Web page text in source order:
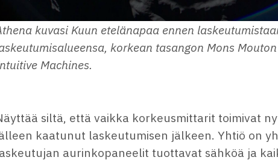
kuvasi Kuun etelänapaa ennen
korkean tasangon Mons
Machines.
siltä, että vaikka korkeusmittarit toimivat
kaatunut laskeutumisen jälkeen. Yhtiö on
aurinkopaneelit tuottavat sähköä ja